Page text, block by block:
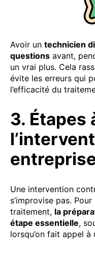
Avoir un technicien
questions avant,
un vrai plus. Cela
évite les erreurs qui
l’efficacité du
3. Étapes
Une intervention
s’improvise pas.
traitement, la
étape essentielle,
lorsqu’on fait appel